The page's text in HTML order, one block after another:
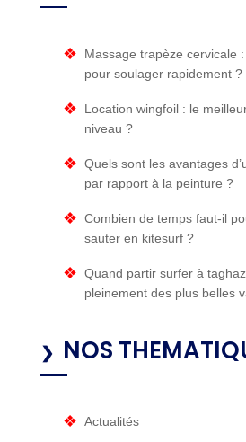
Massage trapèze cervicale
pour soulager rapidement ?
Location wingfoil : le
niveau ?
Quels sont les avantages
par rapport à la peinture ?
Combien de temps faut-il
sauter en kitesurf​ ?
Quand partir surfer à
pleinement des plus belles
NOS
Actualités